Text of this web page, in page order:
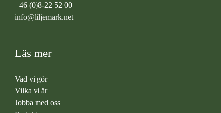
+46 (0)8-22 52 00
info@liljemark.net
Läs mer
Vad vi gör
Vilka vi är
Jobba med oss